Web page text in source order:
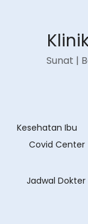
Sunat |
Kesehatan Ibu
Covid Center
Jadwal Dokter